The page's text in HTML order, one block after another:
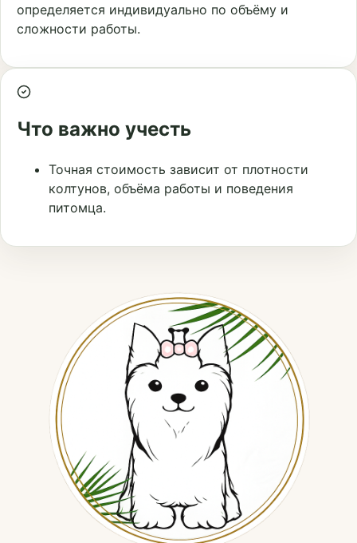
определяется индивидуально по объёму и
сложности работы.
Что важно учесть
Точная стоимость зависит от плотности
колтунов, объёма работы и поведения
питомца.